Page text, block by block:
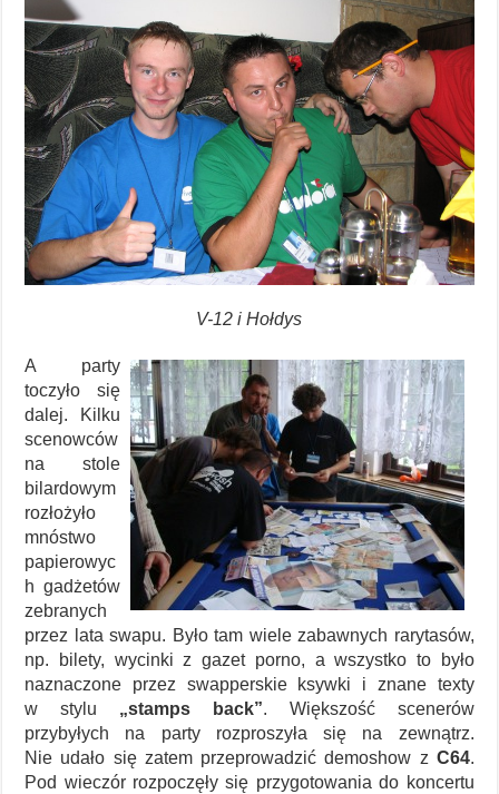
V-12 i Hołdys
A party
toczyło się
dalej. Kilku
scenowców
na stole
bilardowym
rozłożyło
mnóstwo
papierowyc
h gadżetów
zebranych
przez lata swapu. Było tam wiele zabawnych rarytasów,
np. bilety, wycinki z gazet porno, a wszystko to było
naznaczone przez swapperskie ksywki i znane texty
w stylu „stamps back”. Większość scenerów
przybyłych na party rozproszyła się na zewnątrz.
Nie udało się zatem przeprowadzić demoshow z C64.
Pod wieczór rozpoczęły się przygotowania do koncertu